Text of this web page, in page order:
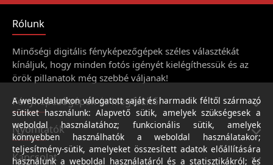
Rólunk
Minőségi digitális fényképezőgépek széles választékát
kínáljuk, hogy minden fotós igényét kielégíthessük és az
örök pillanatok még szebbé váljanak!
Fényképezőgépek és kiegészítői
Nyomtatók
Kapcsolat
A weboldalunkon válogatott saját és harmadik féltől származó
sütiket használunk: Alapvető sütik, amelyek szükségesek a
weboldal használatához; funkcionális sütik, amelyek
könnyebben használhatók a weboldal használatakor;
teljesítmény-sütik, amelyeket összesített adatok előállítására
használunk a weboldal használatáról és a statisztikákról; és